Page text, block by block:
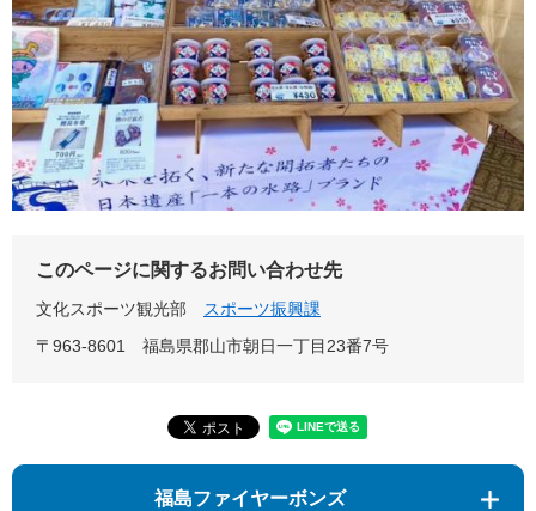
このページに関するお問い合わせ先
文化スポーツ観光部
スポーツ振興課
〒963-8601
福島県郡山市朝日一丁目23番7号
福島ファイヤーボンズ